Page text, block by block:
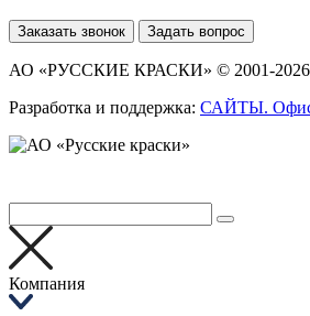
Заказать звонок Задать вопрос
АО «РУССКИЕ КРАСКИ» © 2001-2026
Разработка и поддержка: САЙТЫ.
Компания